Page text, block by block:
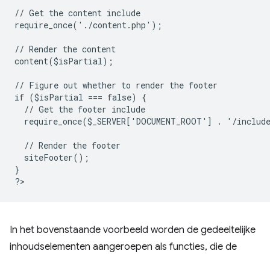
// Get the content include
require_once('./content.php');
// Render the content
content($isPartial);
// Figure out whether to render the footer
if ($isPartial === false) {
  // Get the footer include
require_once($_SERVER['DOCUMENT_ROOT'] . '/
  // Render the footer
  siteFooter();
}
?
In het bovenstaande voorbeeld worden de gedeeltelijke
inhoudselementen aangeroepen als functies, die de